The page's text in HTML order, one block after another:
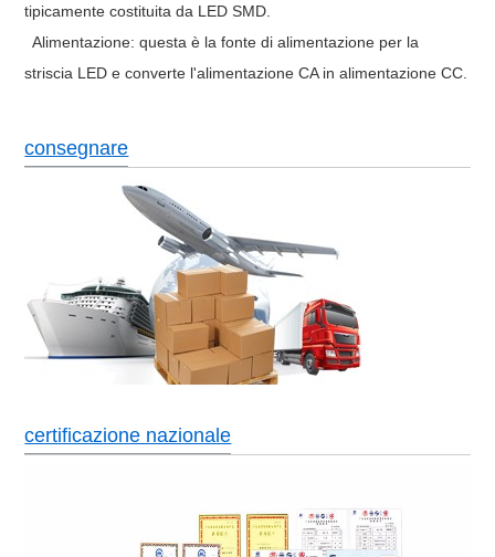
tipicamente costituita da LED SMD.
Alimentazione: questa è la fonte di alimentazione per la
striscia LED e converte l'alimentazione CA in alimentazione CC.
consegnare
certificazione nazionale